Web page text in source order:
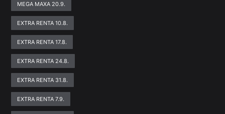
MEGA MAXA 20.9.
EXTRA RENTA 10.8.
EXTRA RENTA 17.8.
EXTRA RENTA 24.8.
EXTRA RENTA 31.8.
EXTRA RENTA 7.9.